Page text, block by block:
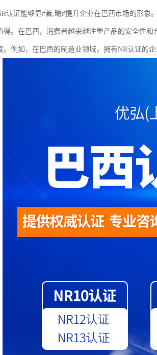
认证能够显#着,曦#提升企业在巴西市场的形象
得。在巴西，消费者越来越注重产品的安全性
。例如，在巴西的制造业领域，拥有NR认证的